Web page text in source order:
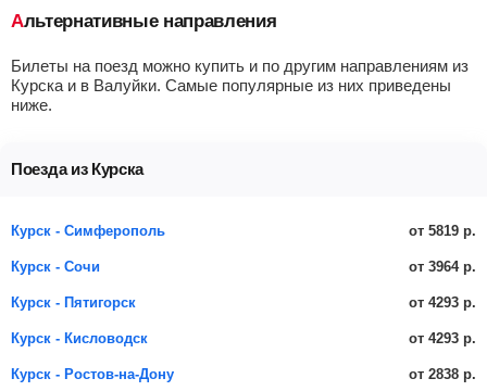
Альтернативные направления
Билеты на поезд можно купить и по другим направлениям из
Курска и в Валуйки. Самые популярные из них приведены
ниже.
Поезда из Курска
Курск - Симферополь от 5819 р.
Курск - Сочи от 3964 р.
Курск - Пятигорск от 4293 р.
Курск - Кисловодск от 4293 р.
Курск - Ростов-на-Дону от 2838 р.